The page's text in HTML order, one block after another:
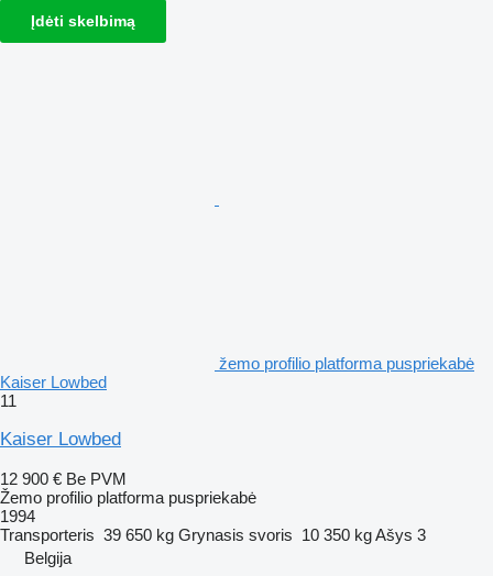
Įdėti skelbimą
žemo profilio platforma puspriekabė
Kaiser Lowbed
11
Kaiser Lowbed
12 900 € Be PVM
Žemo profilio platforma puspriekabė
1994
Transporteris 39 650 kg Grynasis svoris 10 350 kgAšys 3
Belgija